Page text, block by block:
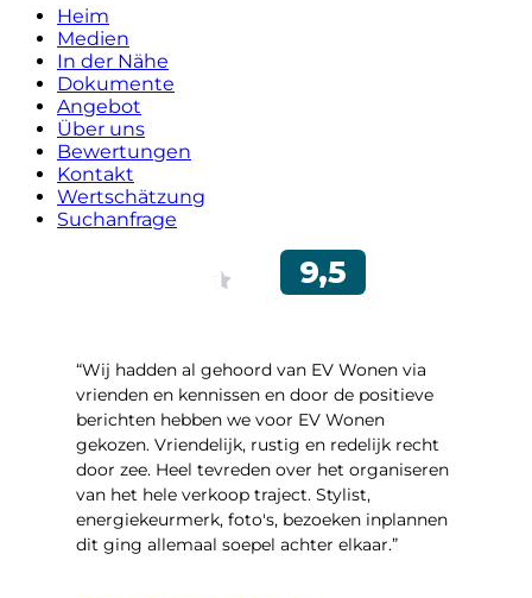
Heim
Medien
In der Nähe
Dokumente
Angebot
Über uns
Bewertungen
Kontakt
Wertschätzung
Suchanfrage
“Wij hadden al gehoord van EV Wonen via
vrienden en kennissen en door de positieve
berichten hebben we voor EV Wonen
gekozen. Vriendelijk, rustig en redelijk recht
door zee. Heel tevreden over het organiseren
van het hele verkoop traject. Stylist,
energiekeurmerk, foto's, bezoeken inplannen
dit ging allemaal soepel achter elkaar.”